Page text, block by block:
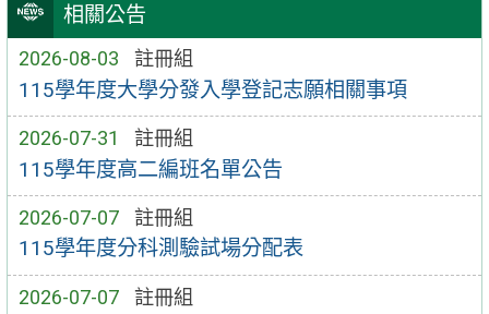
相關公告
2026-08-03 註冊組
115學年度大學分發入學登記志願相關事項
2026-07-31 註冊組
115學年度高二編班名單公告
2026-07-07 註冊組
115學年度分科測驗試場分配表
2026-07-07 註冊組